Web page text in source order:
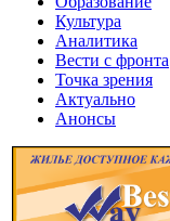
Культура
Аналитика
Вести с фронта
Точка зрения
Актуально
Анонсы